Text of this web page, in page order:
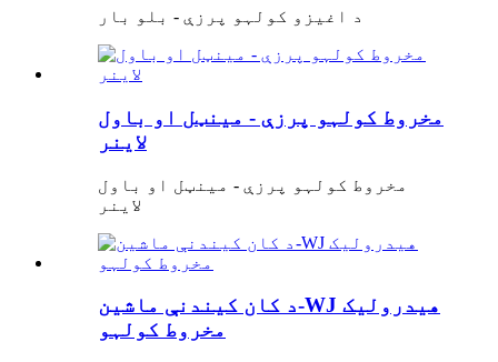
د اغیزو کولہو پرزې - بلو بار
مخروط کولہو پرزې - مینټل او باول
لاینر
مخروط کولہو پرزې - مینټل او باول
لاینر
د کان کیندنې ماشین-WJ هیدرولیک
مخروط کولہو